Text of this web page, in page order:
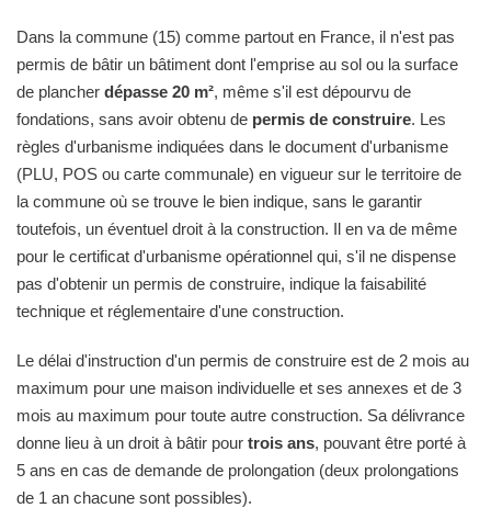
Dans la commune (15) comme partout en France, il n'est pas
permis de bâtir un bâtiment dont l'emprise au sol ou la surface
de plancher dépasse 20 m², même s'il est dépourvu de
fondations, sans avoir obtenu de permis de construire. Les
règles d'urbanisme indiquées dans le document d'urbanisme
(PLU, POS ou carte communale) en vigueur sur le territoire de
la commune où se trouve le bien indique, sans le garantir
toutefois, un éventuel droit à la construction. Il en va de même
pour le certificat d'urbanisme opérationnel qui, s'il ne dispense
pas d'obtenir un permis de construire, indique la faisabilité
technique et réglementaire d'une construction.
Le délai d'instruction d'un permis de construire est de 2 mois au
maximum pour une maison individuelle et ses annexes et de 3
mois au maximum pour toute autre construction. Sa délivrance
donne lieu à un droit à bâtir pour trois ans, pouvant être porté à
5 ans en cas de demande de prolongation (deux prolongations
de 1 an chacune sont possibles).